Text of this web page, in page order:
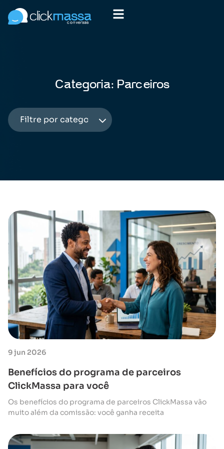
Categoria: Parceiros
9 jun 2026
Benefícios do programa de parceiros
ClickMassa para você
Os benefícios do programa de parceiros ClickMassa vão
muito além da comissão: você ganha receita